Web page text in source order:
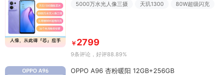
5000万水光人像三摄 天玑1300 80W超级闪充
￥ 2799
9条评论 ，好评88.89%
OPPO A96 杏粉暖阳 12GB+256GB